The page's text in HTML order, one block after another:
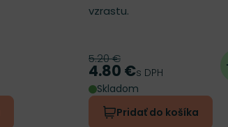
vzrastu.
Pôvodná cena
5.20 €
Cena
4.80 €s DPH
Skladom
Pridať do košíka